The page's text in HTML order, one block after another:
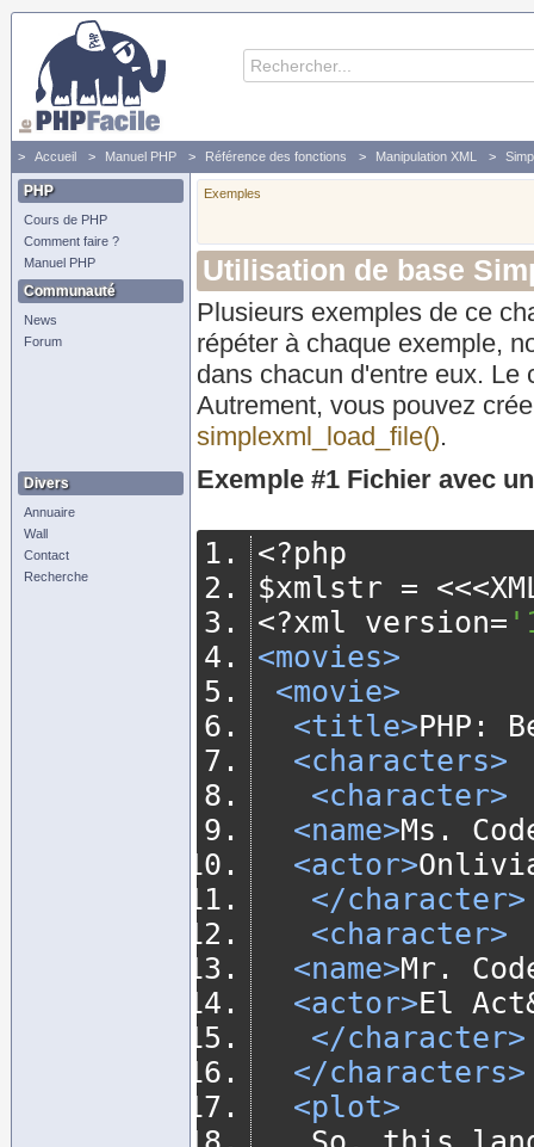
Accueil Manuel PHP Référence des fonctions Manipulation XML
PHP
Cours de PHP
Comment faire ?
Manuel PHP
Communauté
News
Forum
Divers
Annuaire
Wall
Contact
Recherche
Exemples
Utilisation de base
Plusieurs exemples de ce
répéter à chaque exemple,
dans chacun d'entre eux.
Autrement, vous pouvez
simplexml_load_file().
Exemple #1 Fichier avec
<?php
$xmlstr = <<<
<?xml version=
<movies>
<movie>
<title>PHP:
<characters>
<character>
<name>Ms.
<actor>
</character>
<character>
<name>Mr.
<actor>El
</character>
</characters>
<plot>